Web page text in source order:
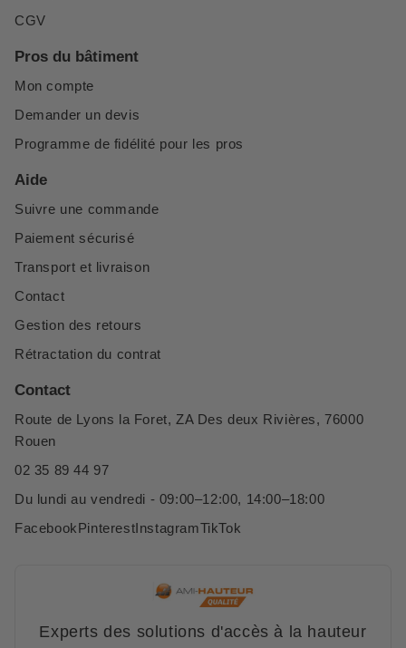
CGV
Pros du bâtiment
Mon compte
Demander un devis
Programme de fidélité pour les pros
Aide
Suivre une commande
Paiement sécurisé
Transport et livraison
Contact
Gestion des retours
Rétractation du contrat
Contact
Route de Lyons la Foret, ZA Des deux Rivières, 76000
Rouen
02 35 89 44 97
Du lundi au vendredi - 09:00–12:00, 14:00–18:00
FacebookPinterestInstagramTikTok
Experts des solutions d'accès à la hauteur